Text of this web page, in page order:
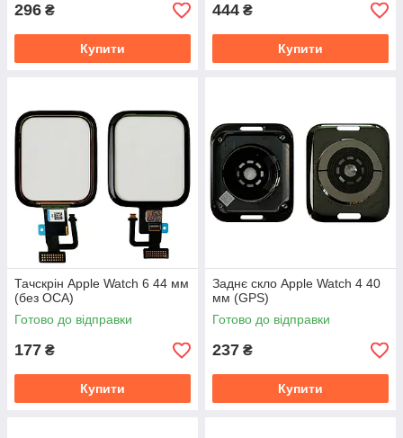
296 ₴
Купити
444 ₴
Купити
Тачскрін Apple Watch 6 44 мм
(без OCA)
Готово до відправки
177 ₴
Купити
Заднє скло Apple Watch 4 40
мм (GPS)
Готово до відправки
237 ₴
Купити